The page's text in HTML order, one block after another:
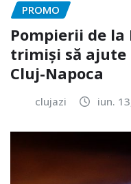
PROMO
Pompierii de la
trimiși să
Cluj-Napoca
clujazi iun.